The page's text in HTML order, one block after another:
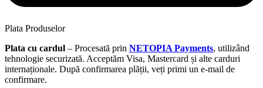
Plata Produselor
Plata cu cardul – Procesată prin NETOPIA Payments, utilizând
tehnologie securizată. Acceptăm Visa, Mastercard și alte carduri
internaționale. După confirmarea plății, veți primi un e-mail de
confirmare.